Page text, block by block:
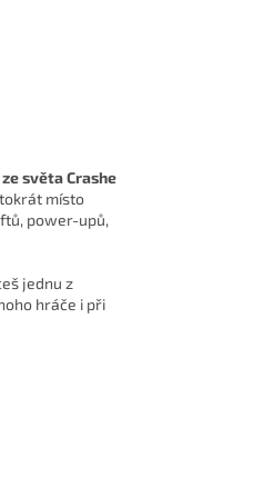
světa Crashe
místo
power-upů,
jednu z
hráče i při